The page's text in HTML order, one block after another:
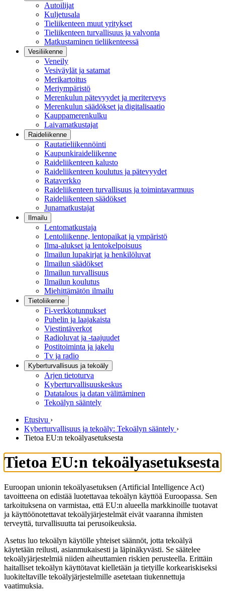
Autoilijat
Kuljetusala
Tieliikenteen muut yritykset
Tieliikenteen turvallisuus ja valvonta
Matkustaminen tieliikenteessä
Vesiliikenne
Veneily
Vesiväylät ja satamat
Merikartoitus
Meriympäristö
Merenkulun pätevyydet ja meriterveys
Merenkulun säädökset ja digitalisaatio
Kauppamerenkulku
Laivamatkustajat
Raideliikenne
Rautatieliikennöinti
Kaupunkiraideliikenne
Raideliikenteen kalusto
Raideliikenteen koulutus ja pätevyydet
Rataverkko
Raideliikenteen turvallisuus ja toimintavarmuus
Raideliikenteen säädökset
Junamatkustajat
Ilmailu
Lentomatkustaja
Lentoliikenne, lentopaikat ja ympäristö
Ilma-alukset ja lentokelpoisuus
Ilmailun lupakirjat ja henkilöluvat
Ilmailun säädökset
Ilmailun turvallisuus
Ilmailun koulutus
Miehittämätön ilmailu
Tietoliikenne
Fi-verkkotunnukset
Puhelin ja laajakaista
Viestintäverkot
Radioluvat ja -taajuudet
Postitoiminta ja jakelu
Tv ja radio
Kyberturvallisuus ja tekoäly
Arjen tietoturva
Kyberturvallisuuskeskus
Datatalous ja datan välittäminen
Tekoälyn sääntely
Etusivu ›
Kyberturvallisuus ja tekoäly: Tekoälyn sääntely ›
Tietoa EU:n tekoälyasetuksesta
Tietoa EU:n tekoälyasetuksesta
Euroopan unionin tekoälyasetuksen (Artificial Intelligence Act)
tavoitteena on edistää luotettavaa tekoälyn käyttöä Euroopassa. Sen
tarkoituksena on varmistaa, että EU:n alueella markkinoille tuotavat
ja käyttöönotettavat tekoälyjärjestelmät eivät vaaranna ihmisten
terveyttä, turvallisuutta tai perusoikeuksia.
Asetus luo tekoälyn käytölle yhteiset säännöt, jotta tekoälyä
käytetään reilusti, asianmukaisesti ja läpinäkyvästi. Se säätelee
tekoälyjärjestelmiä niiden aiheuttamien riskien perusteella. Erittäin
haitalliset tekoälyn käyttötavat kielletään ja tietyille korkeariskiseksi
luokiteltaville tekoälyjärjestelmille asetetaan tiukennettuja
vaatimuksia.